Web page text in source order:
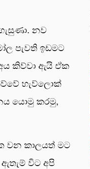
නව
පැවති ඉඩමට
කිව්වා ඇයි ඒක
හැව්ලොක්
යොමු කරමු,
වන කාලයත් මට
විට අපි